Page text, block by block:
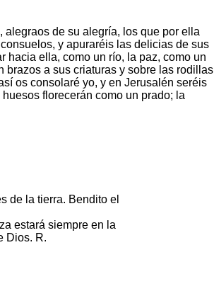
de su alegría, los que por ella
y apuraréis las delicias de sus
hacia ella, como un río, la paz, como un
brazos a sus criaturas y sobre las rodillas
os consolaré yo, y en Jerusalén seréis
florecerán como un prado; la
de la tierra. Bendito el
estará siempre en la
Dios. R.